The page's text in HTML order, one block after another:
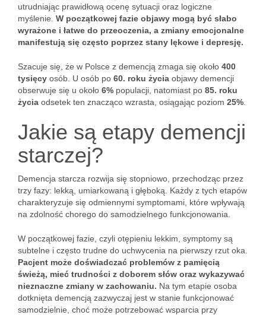
utrudniając prawidłową ocenę sytuacji oraz logiczne
myślenie. W początkowej fazie objawy mogą być słabo
wyrażone i łatwe do przeoczenia, a zmiany emocjonalne
manifestują się często poprzez stany lękowe i depresję.
Szacuje się, że w Polsce z demencją zmaga się około 400
tysięcy osób. U osób po 60. roku życia objawy demencji
obserwuje się u około 6% populacji, natomiast po 85. roku
życia odsetek ten znacząco wzrasta, osiągając poziom 25%
Jakie są etapy demencji
starczej?
Demencja starcza rozwija się stopniowo, przechodząc przez
trzy fazy: lekką, umiarkowaną i głęboką. Każdy z tych etapów
charakteryzuje się odmiennymi symptomami, które wpływają
na zdolność chorego do samodzielnego funkcjonowania.
W początkowej fazie, czyli otępieniu lekkim, symptomy są
subtelne i często trudne do uchwycenia na pierwszy rzut oka.
Pacjent może doświadczać problemów z pamięcią
świeżą, mieć trudności z doborem słów oraz wykazywać
nieznaczne zmiany w zachowaniu. Na tym etapie osoba
dotknięta demencją zazwyczaj jest w stanie funkcjonować
samodzielnie, choć może potrzebować wsparcia przy